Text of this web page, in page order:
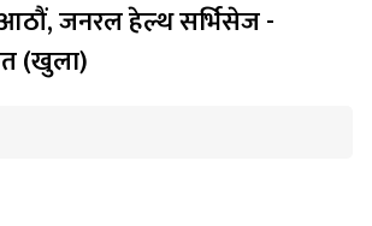
जनरल हेल्थ सर्भिसेज -
(खुला)